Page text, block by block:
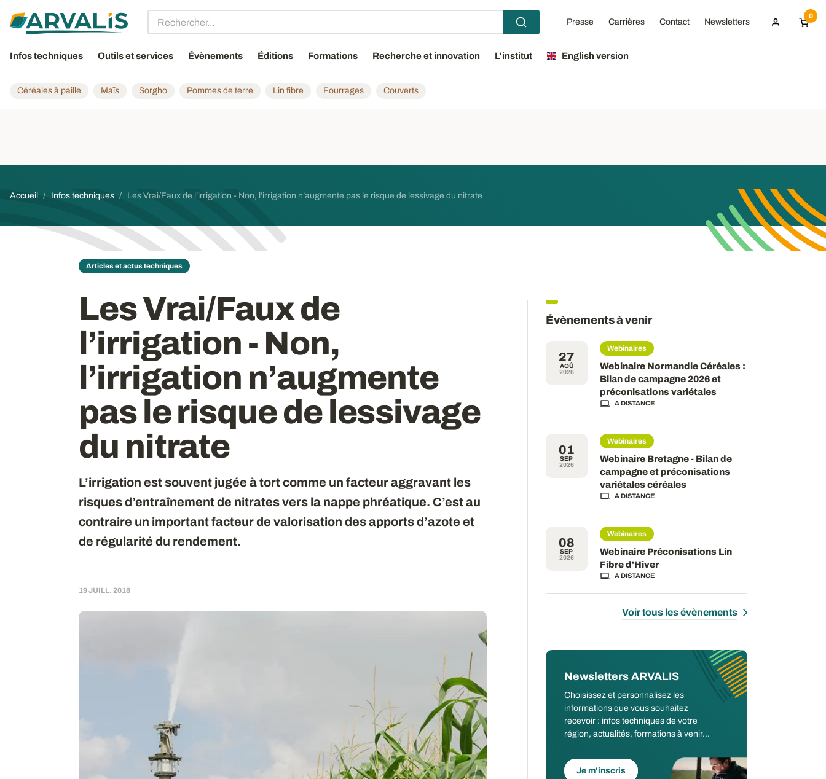
Presse Carrières Contact Newsletters
0
Infos techniques Outils et services Évènements Éditions Formations Recherche et innovation L'institut English version
Céréales à paille Maïs Sorgho Pommes de terre Lin fibre Fourrages Couverts
Fil d'Ariane
Accueil Infos techniques Les Vrai/Faux de l’irrigation - Non, l’irrigation n’augmente pas le risque de lessivage du nitrate
Articles et actus techniques
Les Vrai/Faux de
l’irrigation - Non,
l’irrigation n’augmente
pas le risque de lessivage
du nitrate
L’irrigation est souvent jugée à tort comme un facteur aggravant les
risques d’entraînement de nitrates vers la nappe phréatique. C’est au
contraire un important facteur de valorisation des apports d’azote et
de régularité du rendement.
19 JUILL. 2018
Évènements à venir
27
AOÛ
2026
Webinaires
Webinaire Normandie Céréales :
Bilan de campagne 2026 et
préconisations variétales
A DISTANCE
01
SEP
2026
Webinaires
Webinaire Bretagne - Bilan de
campagne et préconisations
variétales céréales
A DISTANCE
08
SEP
2026
Webinaires
Webinaire Préconisations Lin
Fibre d'Hiver
A DISTANCE
Voir tous les évènements
Newsletters ARVALIS
Choisissez et personnalisez les
informations que vous souhaitez
recevoir : infos techniques de votre
région, actualités, formations à venir...
Je m'inscris